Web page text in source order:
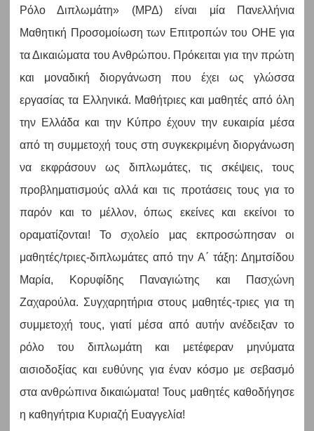
Ρόλο Διπλωμάτη» (ΜΡΔ) είναι μία Πανελλήνια
Μαθητική Προσομοίωση των Επιτροπών του ΟΗΕ για
τα Δικαιώματα του Ανθρώπου. Πρόκειται για την πρώτη
και μοναδική διοργάνωση που έχει ως γλώσσα
εργασίας τα Ελληνικά. Μαθήτριες και μαθητές από όλη
την Ελλάδα και την Κύπρο έχουν την ευκαιρία μέσα
από τη συμμετοχή τους στη συγκεκριμένη διοργάνωση
να εκφράσουν ως διπλωμάτες, τις σκέψεις, τους
προβληματισμούς αλλά και τις προτάσεις τους για το
παρόν και το μέλλον, όπως εκείνες και εκείνοι το
οραματίζονται! Το σχολείο μας εκπροσώπησαν οι
μαθητές/τριες-διπλωμάτες από την Α΄ τάξη: Δημτσίδου
Μαρία, Κορυφίδης Παναγιώτης και Πασχώνη
Ζαχαρούλα. Συγχαρητήρια στους μαθητές-τριες για τη
συμμετοχή τους, γιατί μέσα από αυτήν ανέδειξαν το
ρόλο του διπλωμάτη και μετέφεραν μηνύματα
αισιοδοξίας και ευθύνης για έναν κόσμο με σεβασμό
στα ανθρώπινα δικαιώματα! Τους μαθητές καθοδήγησε
η καθηγήτρια Κυριαζή Ευαγγελία!